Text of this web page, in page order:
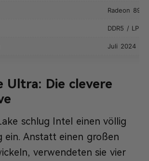
Radeon
DDR5 /
Juli 2024
Ultra: Die clevere
schlug Intel einen völlig
ein. Anstatt einen großen
verwendeten sie vier